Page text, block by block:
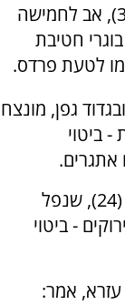
הקשת של רס"ל (מיל') גלעד אלמליח (30), אב לחמישה
חטיבת
לטעת פרדס.
סגן נתנאל איתן (22), קצין ביחידת 669 ובגדוד גפן, מונצח
ביטוי
הקשת לזכרו של רס"ל (מיל') ישי סלוצקי (24), שנפל
- ביטוי
עזרא, אמר: